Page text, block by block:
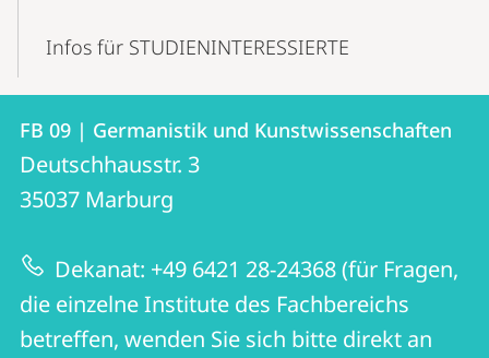
Infos für STUDIENINTERESSIERTE
Kontakt
und
Informationen
zur
Website
Kontaktinformationen
FB
09
|
Germanistik
und
Kunstwissenschaften
FB 09 | Germanistik und Kunstwissenschaften
Deutschhausstr. 3
35037 Marburg
Dekanat: +49 6421 28-24368 (für Fragen,
die einzelne Institute des Fachbereichs
betreffen, wenden Sie sich bitte direkt an